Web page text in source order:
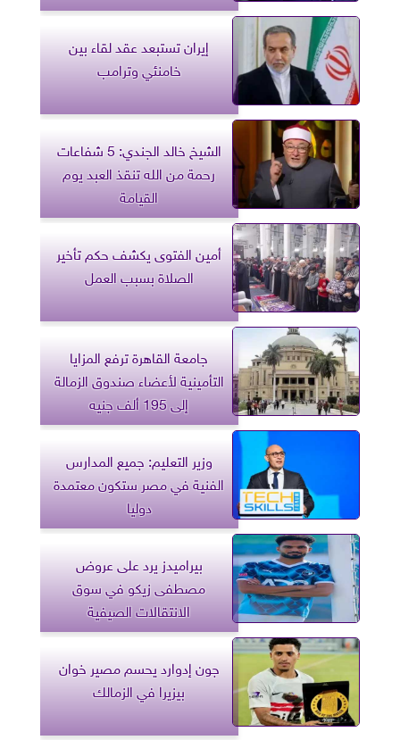
إيران تستبعد عقد لقاء بين
خامنئي وترامب
الشيخ خالد الجندي: 5 شفاعات
رحمة من الله تنقذ العبد يوم
القيامة
أمين الفتوى يكشف حكم تأخير
الصلاة بسبب العمل
جامعة القاهرة ترفع المزايا
التأمينية لأعضاء صندوق الزمالة
إلى 195 ألف جنيه
وزير التعليم: جميع المدارس
الفنية في مصر ستكون معتمدة
دوليا
بيراميدز يرد على عروض
مصطفى زيكو في سوق
الانتقالات الصيفية
جون إدوارد يحسم مصير خوان
بيزيرا في الزمالك